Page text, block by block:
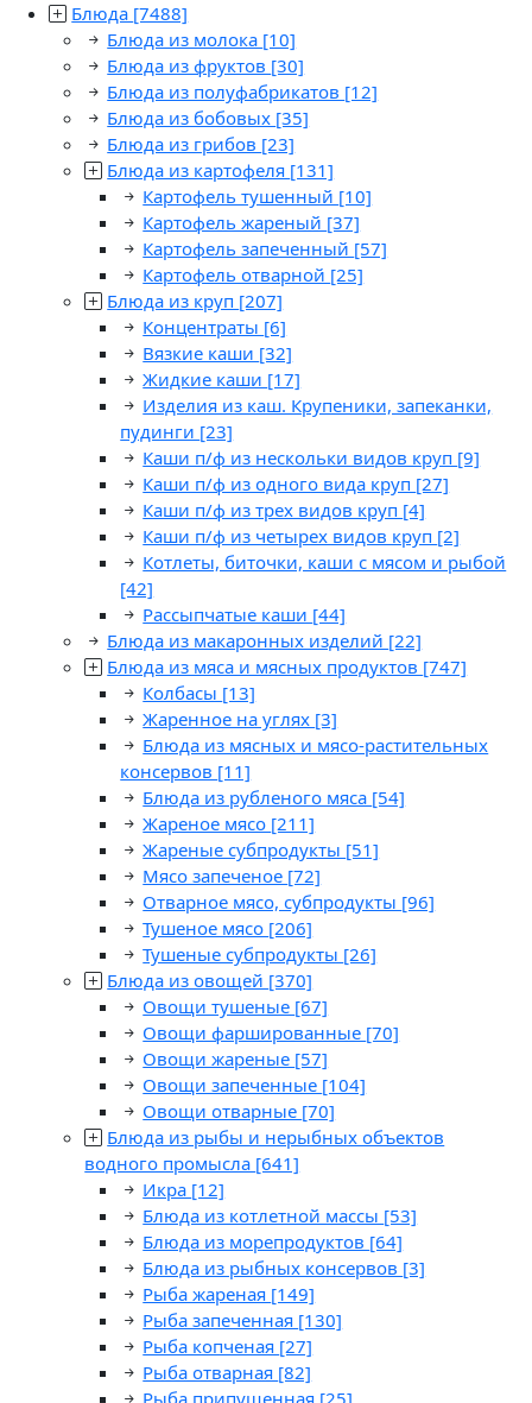
Блюда [7488]
Блюда из молока [10]
Блюда из фруктов [30]
Блюда из полуфабрикатов [12]
Блюда из бобовых [35]
Блюда из грибов [23]
Блюда из картофеля [131]
Картофель тушенный [10]
Картофель жареный [37]
Картофель запеченный [57]
Картофель отварной [25]
Блюда из круп [207]
Концентраты [6]
Вязкие каши [32]
Жидкие каши [17]
Изделия из каш. Крупеники, запеканки,
пудинги [23]
Каши п/ф из нескольки видов круп [9]
Каши п/ф из одного вида круп [27]
Каши п/ф из трех видов круп [4]
Каши п/ф из четырех видов круп [2]
Котлеты, биточки, каши с мясом и рыбой
[42]
Рассыпчатые каши [44]
Блюда из макаронных изделий [22]
Блюда из мяса и мясных продуктов [747]
Колбасы [13]
Жаренное на углях [3]
Блюда из мясных и мясо-растительных
консервов [11]
Блюда из рубленого мяса [54]
Жареное мясо [211]
Жареные субпродукты [51]
Мясо запеченое [72]
Отварное мясо, субпродукты [96]
Тушеное мясо [206]
Тушеные субпродукты [26]
Блюда из овощей [370]
Овощи тушеные [67]
Овощи фаршированные [70]
Овощи жареные [57]
Овощи запеченные [104]
Овощи отварные [70]
Блюда из рыбы и нерыбных объектов
водного промысла [641]
Икра [12]
Блюда из котлетной массы [53]
Блюда из морепродуктов [64]
Блюда из рыбных консервов [3]
Рыба жареная [149]
Рыба запеченная [130]
Рыба копченая [27]
Рыба отварная [82]